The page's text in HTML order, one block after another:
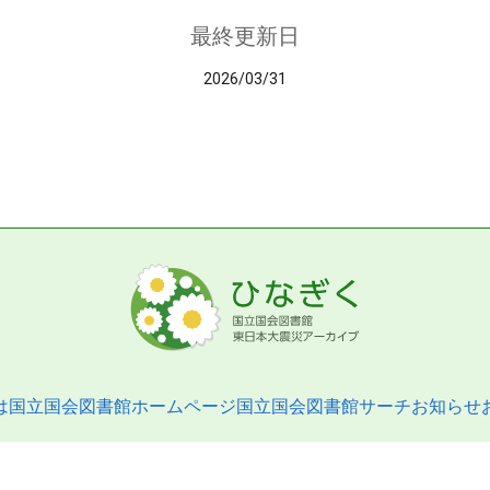
最終更新日
2026/03/31
国立国会図書館ホームページ国立国会図書館サーチお知らせ